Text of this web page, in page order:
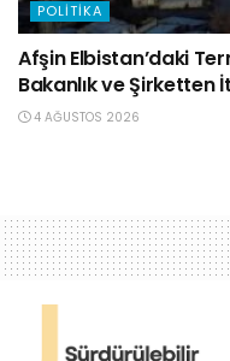
POLITIKA
Afşin Elbistan’daki
Bakanlık ve Şirketten
4 AĞUSTOS 2026